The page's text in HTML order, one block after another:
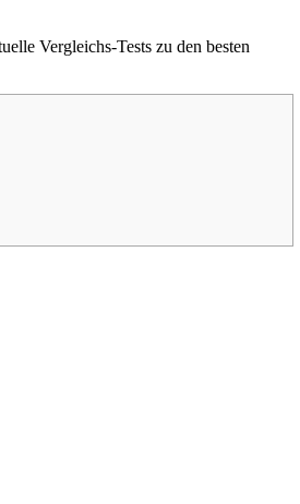
Vergleichs-Tests zu den besten